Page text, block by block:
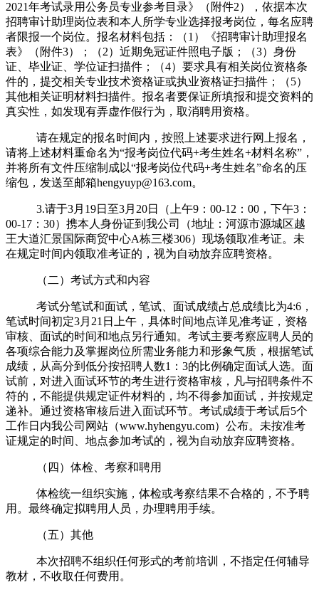
2021年考试录用公务员专业参考目录》（附件2），依据本次
招聘审计助理岗位表和本人所学专业选择报考岗位，每名应聘
者限报一个岗位。报名材料包括：（1 ）《招聘审计助理报名
表》（附件3）；（2）近期免冠证件照电子版；（3）身份
证、毕业证、学位证扫描件；（4）要求具有相关岗位资格条
件的，提交相关专业技术资格证或执业资格证扫描件；（5）
其他相关证明材料扫描件。报名者要保证所填报和提交资料的
真实性，如发现有弄虚作假行为，取消聘用资格。
请在规定的报名时间内，按照上述要求进行网上报名，
请将上述材料重命名为“报考岗位代码+考生姓名+材料名称”，
并将所有文件压缩制成以“报考岗位代码+考生姓名”命名的压
缩包，发送至邮箱hengyuyp@163.com。
3.请于3月 19日至3月 20日（上午9： 00-12 ： 00，下午3：
00-17 ： 30）携本人身份证到我公司（地址：河源市源城区越
王大道汇景国际商贸中心A栋三楼306）现场领取准考证。未
在规定时间内领取准考证的，视为自动放弃应聘资格。
（二）考试方式和内容
考试分笔试和面试，笔试、面试成绩占总成绩比为4:6，
笔试时间初定3月 21 日上午，具体时间地点详见准考证，资格
审核、面试的时间和地点另行通知。考试主要考察应聘人员的
各项综合能力及掌握岗位所需业务能力和形象气质，根据笔试
成绩，从高分到低分按招聘人数1 ： 3的比例确定面试人选。面
试前，对进入面试环节的考生进行资格审核，凡与招聘条件不
符的，不能提供规定证件材料的，均不得参加面试，并按规定
递补。通过资格审核后进入面试环节。考试成绩于考试后5个
工作日内我公司网站（www.hyhengyu.com）公布。未按准考
证规定的时间、地点参加考试的，视为自动放弃应聘资格。
（四）体检、考察和聘用
体检统一组织实施，体检或考察结果不合格的，不予聘
用。最终确定拟聘用人员，办理聘用手续。
（五）其他
本次招聘不组织任何形式的考前培训，不指定任何辅导
教材，不收取任何费用。